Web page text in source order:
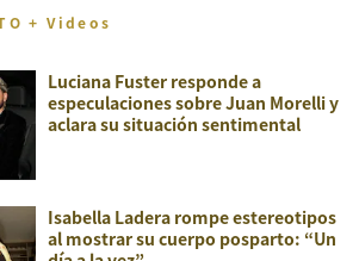
+ Videos
Luciana Fuster responde a
especulaciones sobre Juan Morelli y
aclara su situación sentimental
Isabella Ladera rompe estereotipos
al mostrar su cuerpo posparto: “Un